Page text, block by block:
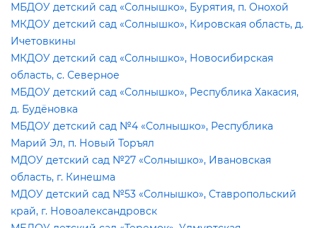
МБДОУ детский сад «Солнышко», Бурятия, п. Онохой
МКДОУ детский сад «Солнышко», Кировская область, д.
Ичетовкины
МКДОУ детский сад «Солнышко», Новосибирская
область, с. Северное
МБДОУ детский сад «Солнышко», Республика Хакасия,
д. Будёновка
МБДОУ детский сад №4 «Солнышко», Республика
Марий Эл, п. Новый Торъял
МДОУ детский сад №27 «Солнышко», Ивановская
область, г. Кинешма
МДОУ детский сад №53 «Солнышко», Ставропольский
край, г. Новоалександровск